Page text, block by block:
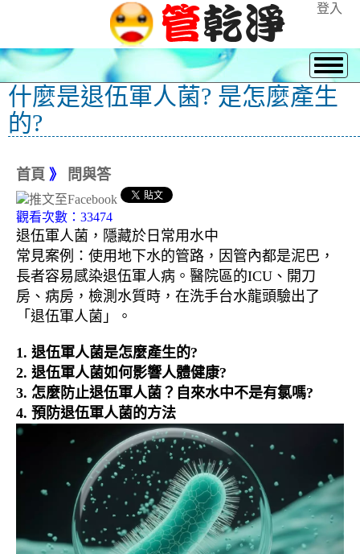
登入
什麼是退伍軍人菌? 是怎麼產生
的?
首頁 》 問與答
觀看次數：33474
退伍軍人菌，隱藏於日常用水中
常見案例：使用地下水的管路，因管內都是泥巴，
長者容易感染退伍軍人病。醫院區的ICU、開刀
房、病房，檢測水質時，在洗手台水龍頭驗出了
「退伍軍人菌」。
1. 退伍軍人菌是怎麼產生的?
2. 退伍軍人菌如何影響人體健康?
3. 怎麼防止退伍軍人菌？自來水中不是有氯嗎?
4. 預防退伍軍人菌的方法